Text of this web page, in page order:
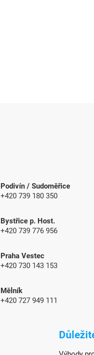
Podivín / Sudoměřice
+420 739 180 350
Bystřice p. Host.
+420 739 776 956
Praha Vestec
+420 730 143 153
Mělník
+420 727 949 111